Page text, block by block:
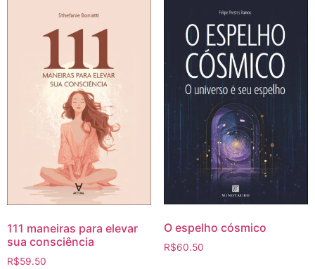
111 maneiras para elevar
sua consciência
R$59.50
O espelho cósmico
R$60.50